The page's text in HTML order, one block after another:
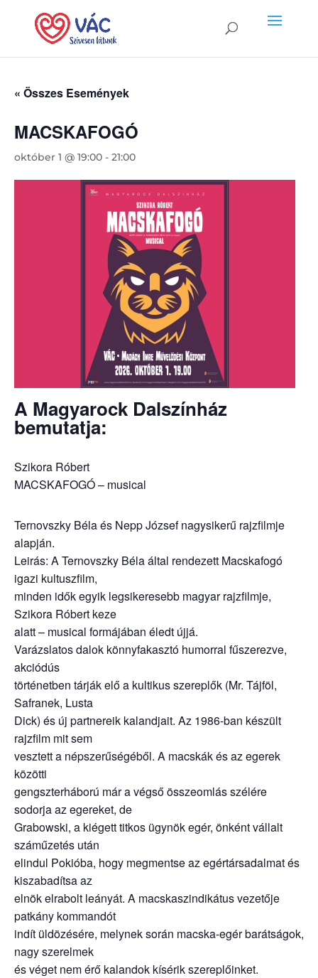
« Összes Események
MACSKAFOGÓ
október 1 @ 19:00 - 21:00
A Magyarock Dalszínház
bemutatja:
Szikora Róbert
MACSKAFOGÓ – musical
Ternovszky Béla és Nepp József nagysikerű rajzfilmje
alapján.
Leirás: A Ternovszky Béla által rendezett Macskafogó
igazi kultuszfilm,
minden idők egyik legsikeresebb magyar rajzfilmje,
Szikora Róbert keze
alatt – musical formájában éledt újjá.
Varázslatos dalok könnyfakasztó humorral fűszerezve,
akciódús
történetben tárják elő a kultikus szereplők (Mr. Tájföl,
Safranek, Lusta
Dick) és új partnereik kalandjait. Az 1986-ban készült
rajzfilm mit sem
vesztett a népszerűségéből. A macskák és az egerek
közötti
gengszterháború már a végső összeomlás szélére
sodorja az egereket, de
Grabowski, a kiégett titkos ügynök egér, önként vállalt
száműzetés után
elindul Pokióba, hogy megmentse az egértársadalmat és
kiszabadítsa az
elnök elrabolt leányát. A macskaszindikátus vezetője
patkány kommandót
indít üldözésére, melynek során macska-egér barátságok,
nagy szerelmek
és véget nem érő kalandok kísérik szereplőinket.